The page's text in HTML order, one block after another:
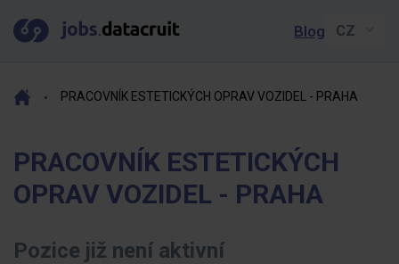
Blog
PRACOVNÍK ESTETICKÝCH OPRAV VOZIDEL - PRAHA
PRACOVNÍK ESTETICKÝCH
OPRAV VOZIDEL - PRAHA
Pozice již není aktivní